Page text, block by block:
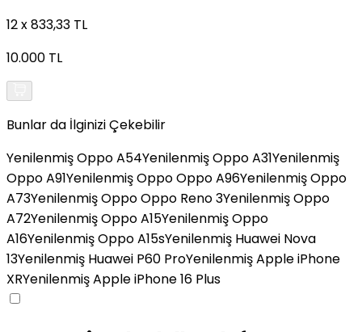
12 x 833,33 TL
10.000 TL
Bunlar da İlginizi Çekebilir
Yenilenmiş Oppo A54Yenilenmiş Oppo A31Yenilenmiş
Oppo A91Yenilenmiş Oppo Oppo A96Yenilenmiş Oppo
A73Yenilenmiş Oppo Oppo Reno 3Yenilenmiş Oppo
A72Yenilenmiş Oppo A15Yenilenmiş Oppo
A16Yenilenmiş Oppo A15sYenilenmiş Huawei Nova
13Yenilenmiş Huawei P60 ProYenilenmiş Apple iPhone
XRYenilenmiş Apple iPhone 16 Plus